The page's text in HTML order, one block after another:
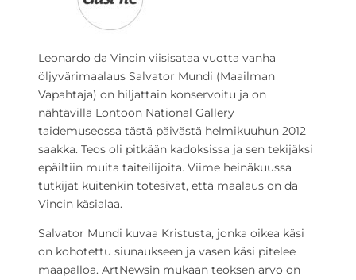
Leonardo da Vincin viisisataa vuotta vanha
öljyvärimaalaus Salvator Mundi (Maailman
Vapahtaja) on hiljattain konservoitu ja on
nähtävillä Lontoon National Gallery
taidemuseossa tästä päivästä helmikuuhun 2012
saakka. Teos oli pitkään kadoksissa ja sen tekijäksi
epäiltiin muita taiteilijoita. Viime heinäkuussa
tutkijat kuitenkin totesivat, että maalaus on da
Vincin käsialaa.
Salvator Mundi kuvaa Kristusta, jonka oikea käsi
on kohotettu siunaukseen ja vasen käsi pitelee
maapalloa. ArtNewsin mukaan teoksen arvo on